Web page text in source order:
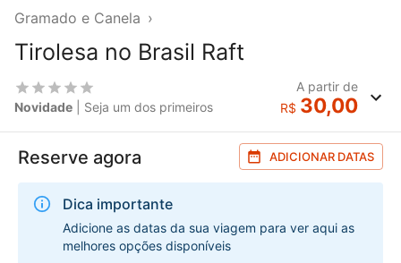
Gramado e Canela ›
Tirolesa no Brasil Raft
Novidade | Seja um dos primeiros
A partir de
R$ 30,00
Reserve agora ADICIONAR DATAS
Dica importante
Adicione as datas da sua viagem para ver aqui as
melhores opções disponíveis